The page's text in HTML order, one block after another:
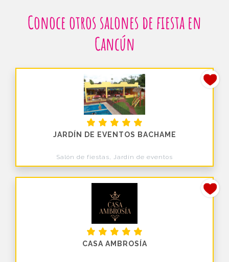
Conoce otros salones de fiesta en
Cancún
JARDÍN DE EVENTOS BACHAME
Salón de fiestas, Jardín de eventos
CASA AMBROSÍA